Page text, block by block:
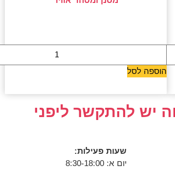
הוספה לסל
יש להתקשר ליפני
שעות פעילות:
יום א: 8:30-18:00